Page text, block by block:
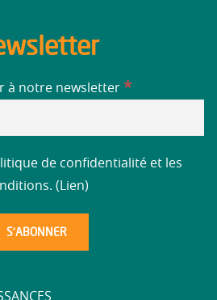
à notre newsletter *
de confidentialité et les
( Lien)